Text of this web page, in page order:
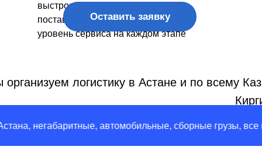
выстроить эффективную систему
поставок и гарантируем высокий
уровень сервиса на каждом этапе
Оставить заявку
логистику в Астане и по всему
автомобильные, сборные грузы, все города